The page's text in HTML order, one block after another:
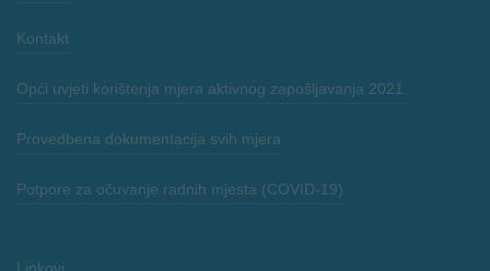
Kontakt
Opći uvjeti korištenja mjera aktivnog zapošljavanja 2021.
Provedbena dokumentacija svih mjera
Potpore za očuvanje radnih mjesta (COVID-19)